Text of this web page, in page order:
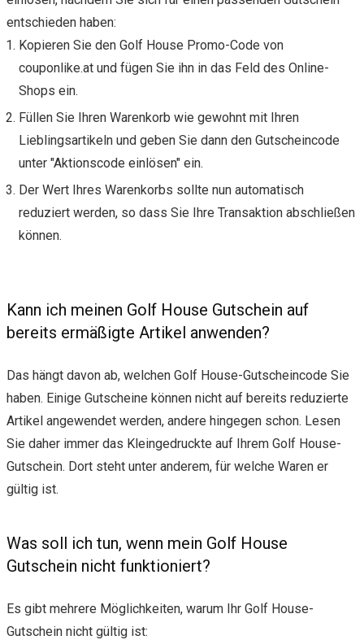
entschieden haben:
Kopieren Sie den Golf House Promo-Code von
couponlike.at und fügen Sie ihn in das Feld des Online-
Shops ein.
Füllen Sie Ihren Warenkorb wie gewohnt mit Ihren
Lieblingsartikeln und geben Sie dann den Gutscheincode
unter "Aktionscode einlösen" ein.
Der Wert Ihres Warenkorbs sollte nun automatisch
reduziert werden, so dass Sie Ihre Transaktion abschließen
können.
Kann ich meinen Golf House Gutschein auf
bereits ermäßigte Artikel anwenden?
Das hängt davon ab, welchen Golf House-Gutscheincode Sie
haben. Einige Gutscheine können nicht auf bereits reduzierte
Artikel angewendet werden, andere hingegen schon. Lesen
Sie daher immer das Kleingedruckte auf Ihrem Golf House-
Gutschein. Dort steht unter anderem, für welche Waren er
gültig ist.
Was soll ich tun, wenn mein Golf House
Gutschein nicht funktioniert?
Es gibt mehrere Möglichkeiten, warum Ihr Golf House-
Gutschein nicht gültig ist: